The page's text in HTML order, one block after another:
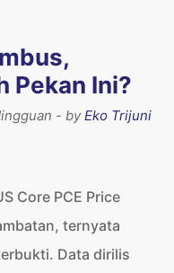
Pekan Ini?
- byEko Trijuni
Core PCE Price
ternyata
Data dirilis